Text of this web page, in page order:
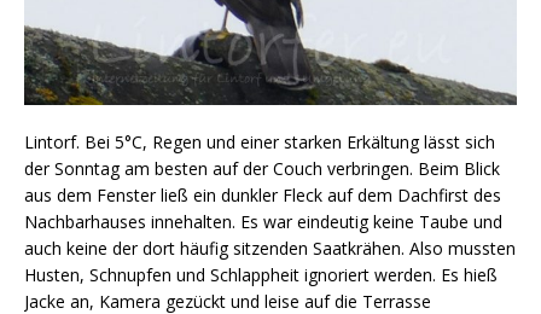
Lintorf. Bei 5°C, Regen und einer starken Erkältung lässt sich
der Sonntag am besten auf der Couch verbringen. Beim Blick
aus dem Fenster ließ ein dunkler Fleck auf dem Dachfirst des
Nachbarhauses innehalten. Es war eindeutig keine Taube und
auch keine der dort häufig sitzenden Saatkrähen. Also mussten
Husten, Schnupfen und Schlappheit ignoriert werden. Es hieß
Jacke an, Kamera gezückt und leise auf die Terrasse